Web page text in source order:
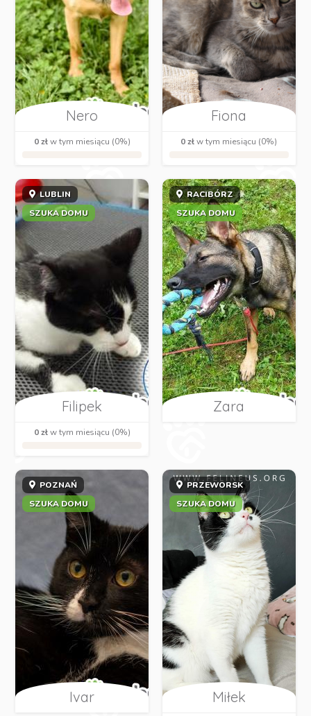
Nero
0 złw tym miesiącu (0%)
Fiona
0 złw tym miesiącu (0%)
LUBLIN
SZUKA DOMU
Filipek
0 złw tym miesiącu (0%)
RACIBÓRZ
SZUKA DOMU
Zara
POZNAŃ
SZUKA DOMU
Ivar
PRZEWORSK
SZUKA DOMU
Miłek